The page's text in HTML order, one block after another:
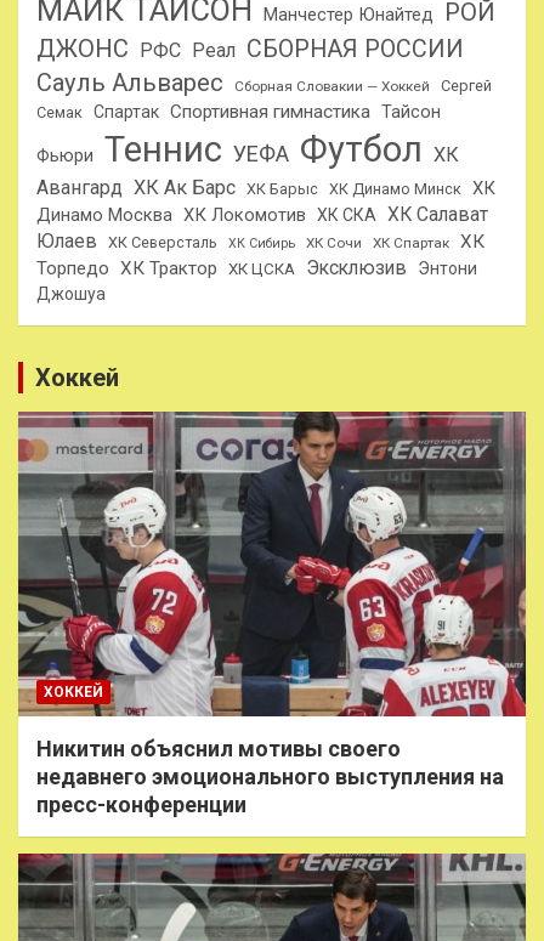
МАЙК ТАЙСОН Манчестер Юнайтед
РОЙ
ДЖОНС
РФС Реал СБОРНАЯ РОССИИ
Сауль Альварес Сборная Словакии — Хоккей
Сергей
Семак Спартак Спортивная гимнастика Тайсон
Фьюри Теннис УЕФА Футбол ХК
Авангард ХК Ак Барс ХК Барыс ХК Динамо Минск ХК
Динамо Москва ХК Локомотив ХК СКА ХК Салават
Юлаев
ХК Северсталь ХК Сибирь ХК Сочи ХК Спартак
ХК
Торпедо ХК Трактор ХК ЦСКА Эксклюзив
Энтони
Джошуа
Хоккей
ХОККЕЙ
Никитин объяснил мотивы своего
недавнего эмоционального выступления на
пресс-конференции